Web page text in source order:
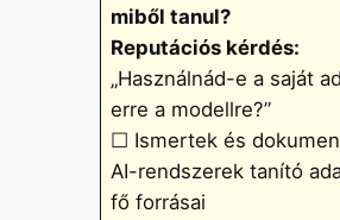
miből tanul?
Reputációs kérdés:
„Használnád-e a saját
erre a modellre?”
☐ Ismertek és
AI-rendszerek tanító
fő forrásai